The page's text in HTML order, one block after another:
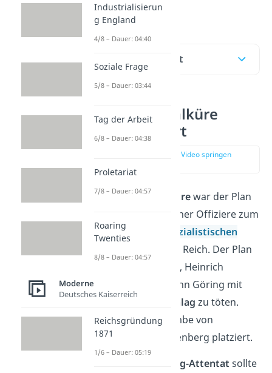
du hier!
Inhaltsübersicht
Operation Walküre
einfach erklärt
zur Stelle im Video springen
DieOperation Walkürewar der Plan
einer Gruppe deutscher Offiziere zum
Sturz der
nationalsozialistischen
Regierung im Dritten Reich. Der Plan
, Heinrich
Himmler und Hermann Göring mit
Bombenanschlag zu töten.
Dabei wurde die Bombe von
Oberleutnant Stauffenberg platziert.
Stauffenberg-Attentat sollte
Industrialisierun
g England
4/8 – Dauer: 04:40
Soziale Frage
5/8 – Dauer: 03:44
Tag der Arbeit
6/8 – Dauer: 04:38
Proletariat
7/8 – Dauer: 04:57
Roaring
Twenties
8/8 – Dauer: 04:57
Moderne
Deutsches Kaiserreich
Reichsgründung
1871
1/6 – Dauer: 05:19